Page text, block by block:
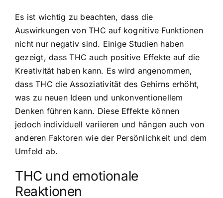
Es ist wichtig zu beachten, dass die
Auswirkungen von THC auf kognitive Funktionen
nicht nur negativ sind. Einige Studien haben
gezeigt, dass THC auch positive Effekte auf die
Kreativität haben kann. Es wird angenommen,
dass THC die Assoziativität des Gehirns erhöht,
was zu neuen Ideen und unkonventionellem
Denken führen kann. Diese Effekte können
jedoch individuell variieren und hängen auch von
anderen Faktoren wie der Persönlichkeit und dem
Umfeld ab.
THC und emotionale
Reaktionen